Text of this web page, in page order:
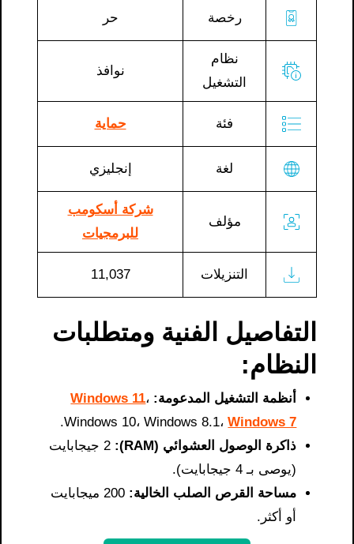
رخصة حر
نظام
التشغيل
نوافذ
فئة حماية
لغة إنجليزي
مؤلف
شركة أسكومب
للبرمجيات
التنزيلات 11,037
التفاصيل الفنية ومتطلبات
النظام:
أنظمة التشغيل المدعومة: Windows 11،
Windows 10، Windows 8.1،Windows 7
.
ذاكرة الوصول العشوائي (RAM):
2 جيجابايت
(يوصى بـ 4 جيجابايت).
مساحة القرص الصلب الخالية:
200 ميجابايت
أو أكثر.